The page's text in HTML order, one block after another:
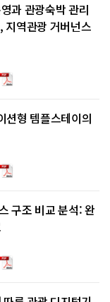
과 관광숙박 관리
지역관광 거버넌스
션형 템플스테이의
구조 비교 분석: 완